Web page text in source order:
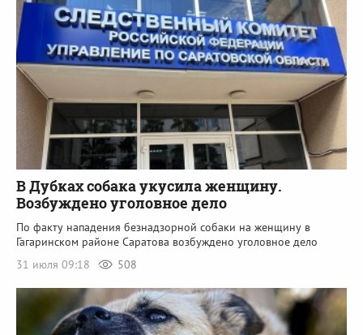
В Дубках собака укусила женщину.
Возбуждено уголовное дело
По факту нападения безнадзорной собаки на женщину в
Гагаринском районе Саратова возбуждено уголовное дело
31 июля 09:18
508